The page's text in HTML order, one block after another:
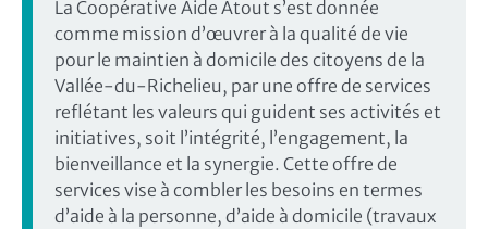
La Coopérative Aide Atout s’est donnée
comme mission d’œuvrer à la qualité de vie
pour le maintien à domicile des citoyens de la
Vallée-du-Richelieu, par une offre de services
reflétant les valeurs qui guident ses activités et
initiatives, soit l’intégrité, l’engagement, la
bienveillance et la synergie. Cette offre de
services vise à combler les besoins en termes
d’aide à la personne, d’aide à domicile (travaux